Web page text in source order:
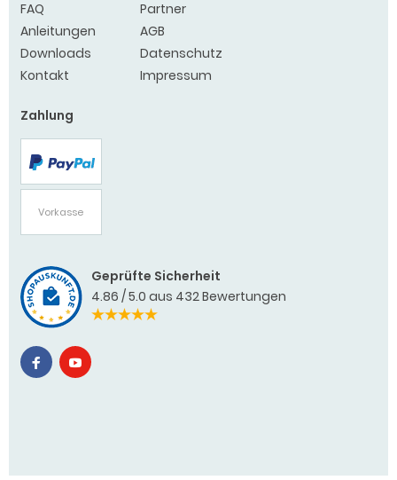
FAQ
Anleitungen
Downloads
Kontakt
Partner
AGB
Datenschutz
Impressum
Zahlung
Vorkasse
Geprüfte Sicherheit
4.86 / 5.0 aus 432 Bewertungen